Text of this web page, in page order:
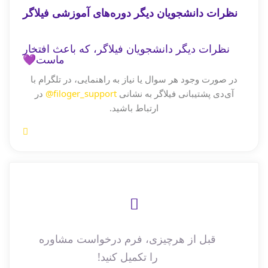
نظرات دانشجویان دیگر دوره‌های آموزشی فیلاگر
نظرات دیگر دانشجویان فیلاگر، که باعث افتخار
ماست💜
در صورت وجود هر سوال یا نیاز به راهنمایی، در تلگرام با
آی‌دی پشتیبانی فیلاگر به نشانیfiloger_support@
در
ارتباط باشید.
قبل از هرچیزی، فرم درخواست مشاوره
را تکمیل کنید!